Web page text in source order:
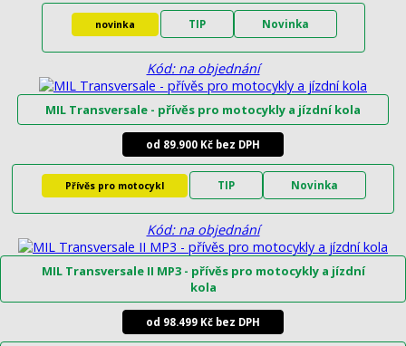
novinka TIP Novinka
Kód: na objednání
MIL Transversale - přívěs pro motocykly a jízdní kola
od 89.900 Kč bez DPH
Přívěs pro motocykl TIP Novinka
Kód: na objednání
MIL Transversale II MP3 - přívěs pro motocykly a jízdní
kola
od 98.499 Kč bez DPH